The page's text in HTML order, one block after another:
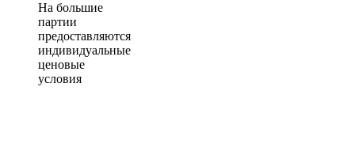
На большие
партии
предоставляются
индивидуальные
ценовые
условия